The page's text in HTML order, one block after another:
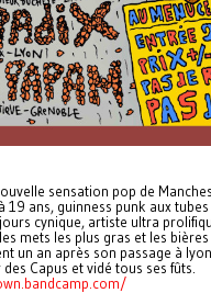
sensation pop de
19 ans, guinness punk aux
cynique, artiste ultra
mets les plus gras et les bières
un an après son passage à
Capus et vidé tous ses fûts.